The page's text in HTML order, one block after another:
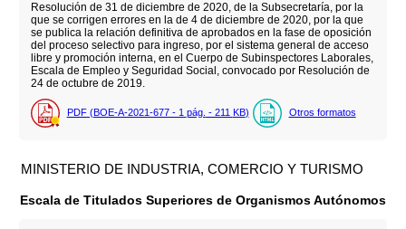
Resolución de 31 de diciembre de 2020, de la Subsecretaría, por la
que se corrigen errores en la de 4 de diciembre de 2020, por la que
se publica la relación definitiva de aprobados en la fase de oposición
del proceso selectivo para ingreso, por el sistema general de acceso
libre y promoción interna, en el Cuerpo de Subinspectores Laborales,
Escala de Empleo y Seguridad Social, convocado por Resolución de
24 de octubre de 2019.
PDF (BOE-A-2021-677 - 1 pág. - 211 KB) Otros formatos
MINISTERIO DE INDUSTRIA, COMERCIO Y TURISMO
Escala de Titulados Superiores de Organismos Autónomos